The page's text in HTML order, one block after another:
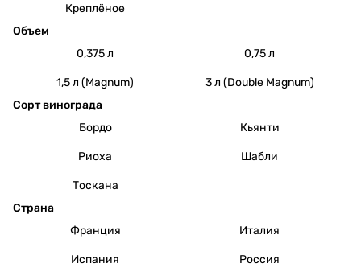
Креплёное
Объем
0,375 л
0,75 л
1,5 л (Magnum)
3 л (Double Magnum)
Сорт винограда
Бордо
Кьянти
Риоха Шабли
Тоскана
Страна
Франция
Италия
Испания Россия